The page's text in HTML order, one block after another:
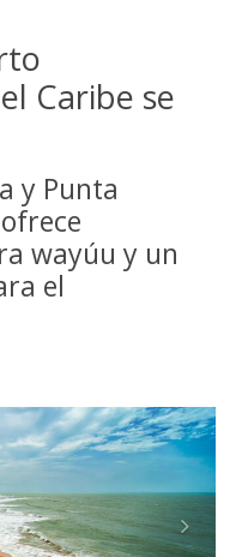
Caribe se
y Punta
wayúu y un
el
Next